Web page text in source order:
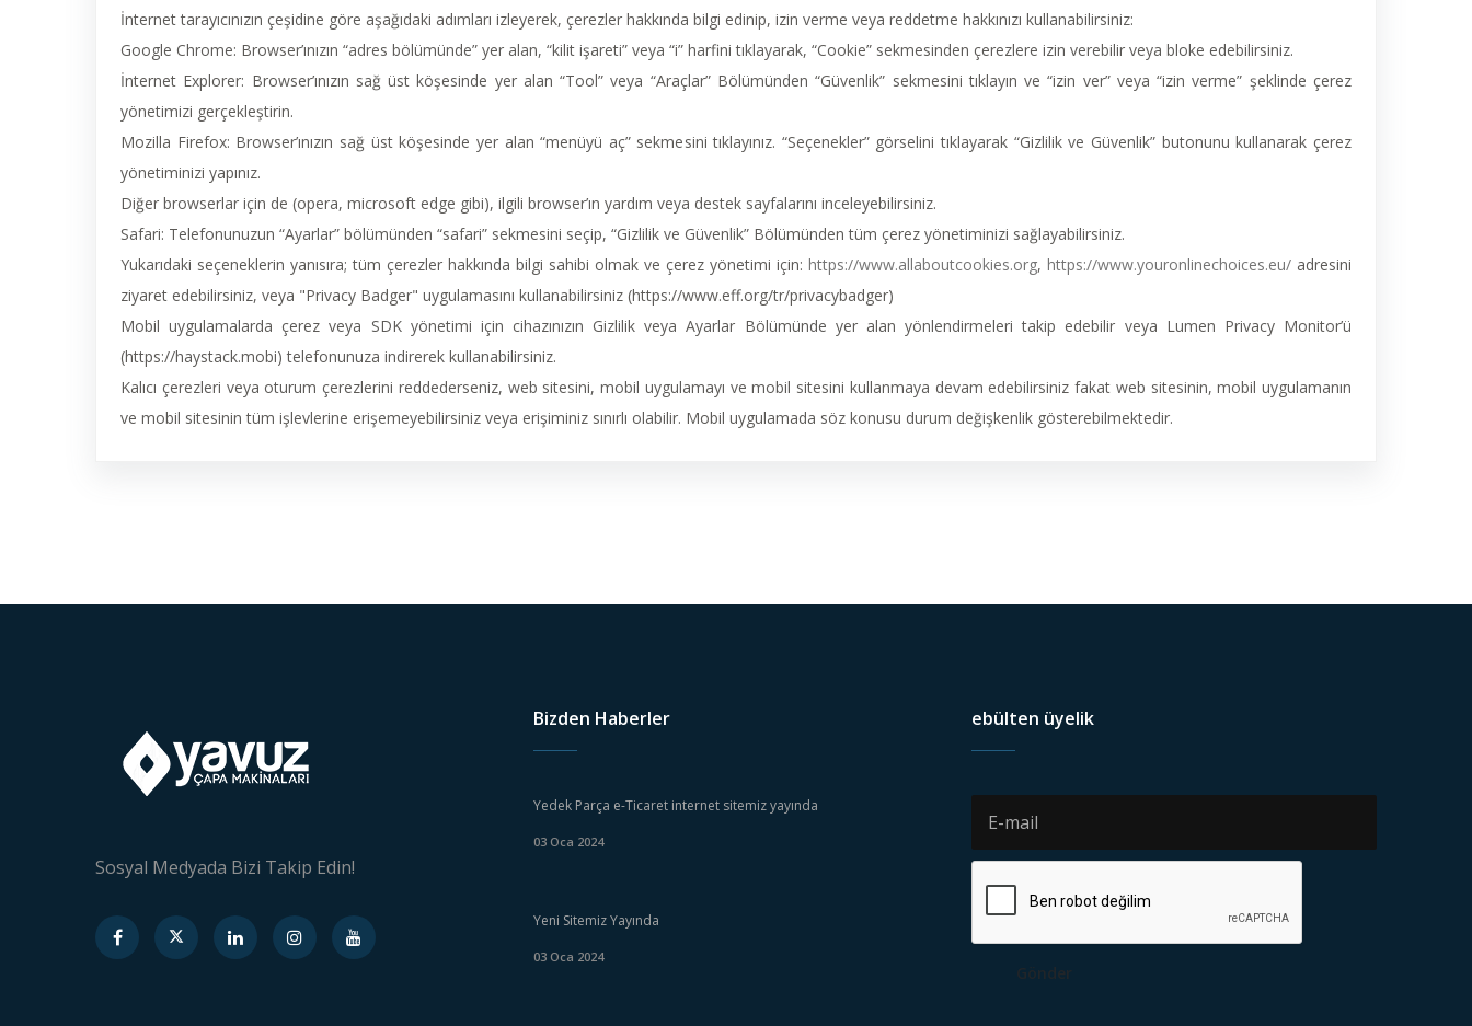
İnternet tarayıcınızın çeşidine göre aşağıdaki adımları izleyerek, çerezler hakkında bilgi edinip, izin verme veya reddetme hakkınızı kullanabilirsiniz:
Google Chrome: Browser’ınızın “adres bölümünde” yer alan, “kilit işareti” veya “i” harfini tıklayarak, “Cookie” sekmesinden çerezlere izin verebilir veya bloke edebilirsiniz.
İnternet Explorer: Browser’ınızın sağ üst köşesinde yer alan “Tool” veya “Araçlar” Bölümünden “Güvenlik” sekmesini tıklayın ve “izin ver” veya “izin verme” şeklinde çerez
yönetimizi gerçekleştirin.
Mozilla Firefox: Browser’ınızın sağ üst köşesinde yer alan “menüyü aç” sekmesini tıklayınız. “Seçenekler” görselini tıklayarak “Gizlilik ve Güvenlik” butonunu kullanarak çerez
yönetiminizi yapınız.
Diğer browserlar için de (opera, microsoft edge gibi), ilgili browser’ın yardım veya destek sayfalarını inceleyebilirsiniz.
Safari: Telefonunuzun “Ayarlar” bölümünden “safari” sekmesini seçip, “Gizlilik ve Güvenlik” Bölümünden tüm çerez yönetiminizi sağlayabilirsiniz.
Yukarıdaki seçeneklerin yanısıra; tüm çerezler hakkında bilgi sahibi olmak ve çerez yönetimi için: https://www.allaboutcookies.org, https://www.youronlinechoices.eu/ adresini
ziyaret edebilirsiniz, veya "Privacy Badger" uygulamasını kullanabilirsiniz (https://www.eff.org/tr/privacybadger)
Mobil uygulamalarda çerez veya SDK yönetimi için cihazınızın Gizlilik veya Ayarlar Bölümünde yer alan yönlendirmeleri takip edebilir veya Lumen Privacy Monitor’ü
(https://haystack.mobi) telefonunuza indirerek kullanabilirsiniz.
Kalıcı çerezleri veya oturum çerezlerini reddederseniz, web sitesini, mobil uygulamayı ve mobil sitesini kullanmaya devam edebilirsiniz fakat web sitesinin, mobil uygulamanın
ve mobil sitesinin tüm işlevlerine erişemeyebilirsiniz veya erişiminiz sınırlı olabilir. Mobil uygulamada söz konusu durum değişkenlik gösterebilmektedir.
Sosyal Medyada Bizi Takip Edin!
Bizden Haberler
Yedek Parça e-Ticaret internet sitemiz yayında
03 Oca 2024
Yeni Sitemiz Yayında
03 Oca 2024
ebülten üyelik
Gönder